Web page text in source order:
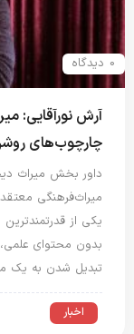
0 دیدگاه
آرش نورآقایی:
چارچوب‌های
داور بخش میراث
میراث‌فرهنگی
یکی از
بدون محتوای
تبدیل شدن به یک
اخبار